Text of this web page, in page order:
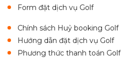
Form đặt dịch vụ Golf
Chính sách Huỷ booking Golf
Hướng dẫn đặt dịch vụ Golf
Phương thức thanh toán Golf